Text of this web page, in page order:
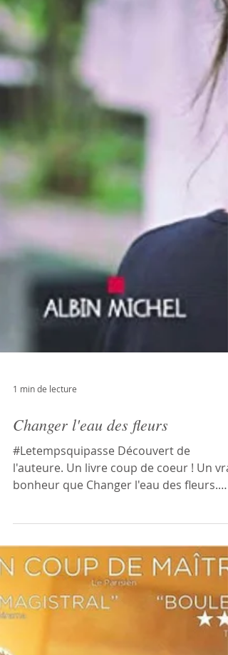
1 min de lecture
Changer l'eau des fleurs
#Letempsquipasse Découvert de
l'auteure. Un livre coup de coeur ! Un vrai
bonheur que Changer l'eau des fleurs.
Violette, l'héroïne,...